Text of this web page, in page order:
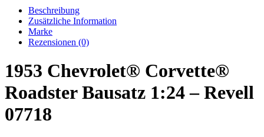
Beschreibung
Zusätzliche Information
Marke
Rezensionen (0)
1953 Chevrolet® Corvette®
Roadster Bausatz 1:24 – Revell
07718